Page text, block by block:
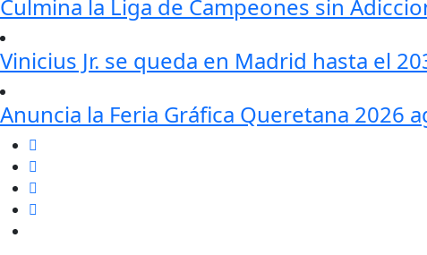
Culmina la Liga de Campeones sin
Vinicius Jr. se queda en Madrid hasta el
Anuncia la Feria Gráfica Queretana 2026